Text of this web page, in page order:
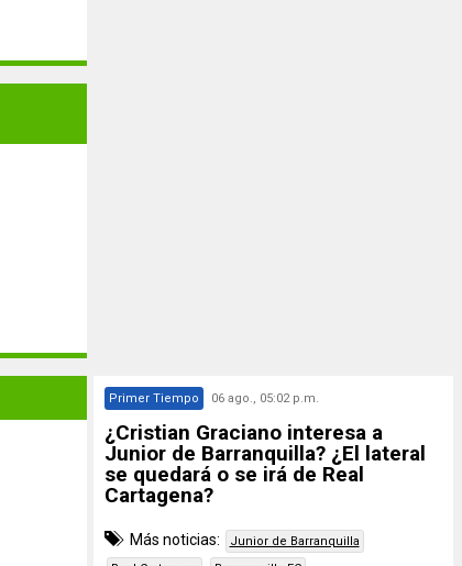
Primer Tiempo 06 ago., 05:02 p.m.
¿Cristian Graciano interesa a
Junior de Barranquilla? ¿El lateral
se quedará o se irá de Real
Cartagena?
Más noticias:
Junior de Barranquilla